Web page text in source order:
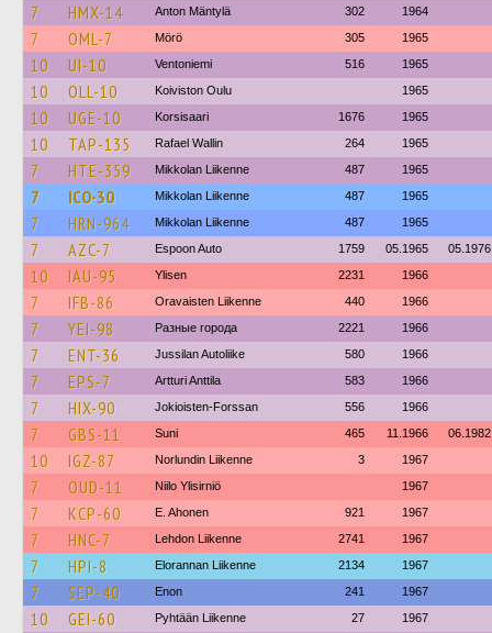
7 HMX-14 Anton Mäntylä 302 1964
7 OML-7 Mörö 305 1965
10 UI-10 Ventoniemi 516 1965
10 OLL-10 Koiviston Oulu 1965
10 UGE-10 Korsisaari 1676 1965
10 TAP-135 Rafael Wallin 264 1965
7 HTE-359 Mikkolan Liikenne 487 1965
7 ICO-30 Mikkolan Liikenne 487 1965
7 HRN-964 Mikkolan Liikenne 487 1965
7 AZC-7 Espoon Auto 1759 05.1965 05.1976
10 IAU-95 Ylisen 2231 1966
7 IFB-86 Oravaisten Liikenne 440 1966
7 YEI-98 Разные города 2221 1966
7 ENT-36 Jussilan Autoliike 580 1966
7 EPS-7 Artturi Anttila 583 1966
7 HIX-90 Jokioisten-Forssan 556 1966
7 GBS-11 Suni 465 11.1966 06.1982
10 IGZ-87 Norlundin Liikenne 3 1967
7 OUD-11 Niilo Ylisirniö 1967
7 KCP-60 E. Ahonen 921 1967
7 HNC-7 Lehdon Liikenne 2741 1967
7 HPI-8 Elorannan Liikenne 2134 1967
7 SEP-40 Enon 241 1967
10 GEI-60 Pyhtään Liikenne 27 1967